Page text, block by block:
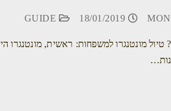
18/01/2019
טיול מונטנגרו למשפחות: ראשית,